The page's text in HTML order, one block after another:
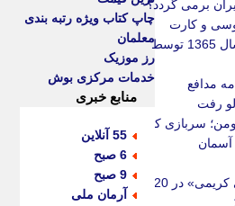
برمی گردد؟
و کارت
عروسی اکبر عبدی سال 1365 توسط
مدافع
رفت
سربازی که
آسمان
عکس| چهره «نیکی کریمی» در 20
چاپ کتاب ویژه رتبه بندی
معلمان
رز موزیک
خدمات مرکزی بوش
منابع خبری
55 آنلاین
6 صبح
9 صبح
آرمان ملی